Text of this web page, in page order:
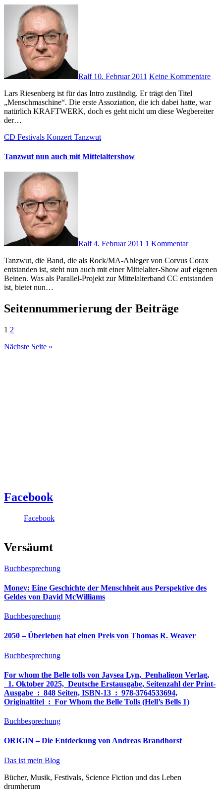
Ralf 10. Februar 2011 Keine Kommentare
Lars Riesenberg ist für das Intro zuständig. Er trägt den Titel
„Menschmaschine“. Die erste Assoziation, die ich dabei hatte, war
natürlich KRAFTWERK, doch es geht nicht um diese Wegbereiter
der…
CD Festivals Konzert Tanzwut
Tanzwut nun auch mit Mittelaltershow
Ralf4. Februar 2011 1 Kommentar
Tanzwut, die Band, die als Rock/MA-Ableger von Corvus Corax
entstanden ist, steht nun auch mit einer Mittelalter-Show auf eigenen
Beinen. Was als Parallel-Projekt zur Mittelalterband CC entstanden
ist, bietet nun…
Seitennummerierung der Beiträge
1 2
Nächste Seite »
Facebook
Facebook
Versäumt
Buchbesprechung
Money: Eine Geschichte der Menschheit aus Perspektive des
Geldes von David McWilliams
Buchbesprechung
2050 – Überleben hat einen Preis von Thomas R. Weaver
Buchbesprechung
For whom the Belle tolls von Jaysea Lyn, ‎ Penhaligon Verlag,
‎ 1. Oktober 2025, ‎ Deutsche Erstausgabe, Seitenzahl der Print-
Ausgabe ‏ : ‎ 848 Seiten, ISBN-13 ‏ : ‎ 978-3764533694,
Originaltitel ‏ : ‎ For Whom the Belle Tolls (Hell’s Bells 1)
Buchbesprechung
ORIGIN – Die Entdeckung von Andreas Brandhorst
Das ist mein Blog
Bücher, Musik, Festivals, Science Fiction und das Leben
drumherum